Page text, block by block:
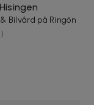
Bilvård på Ringön
)